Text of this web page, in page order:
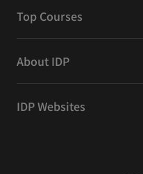
Top Courses
About IDP
IDP Websites